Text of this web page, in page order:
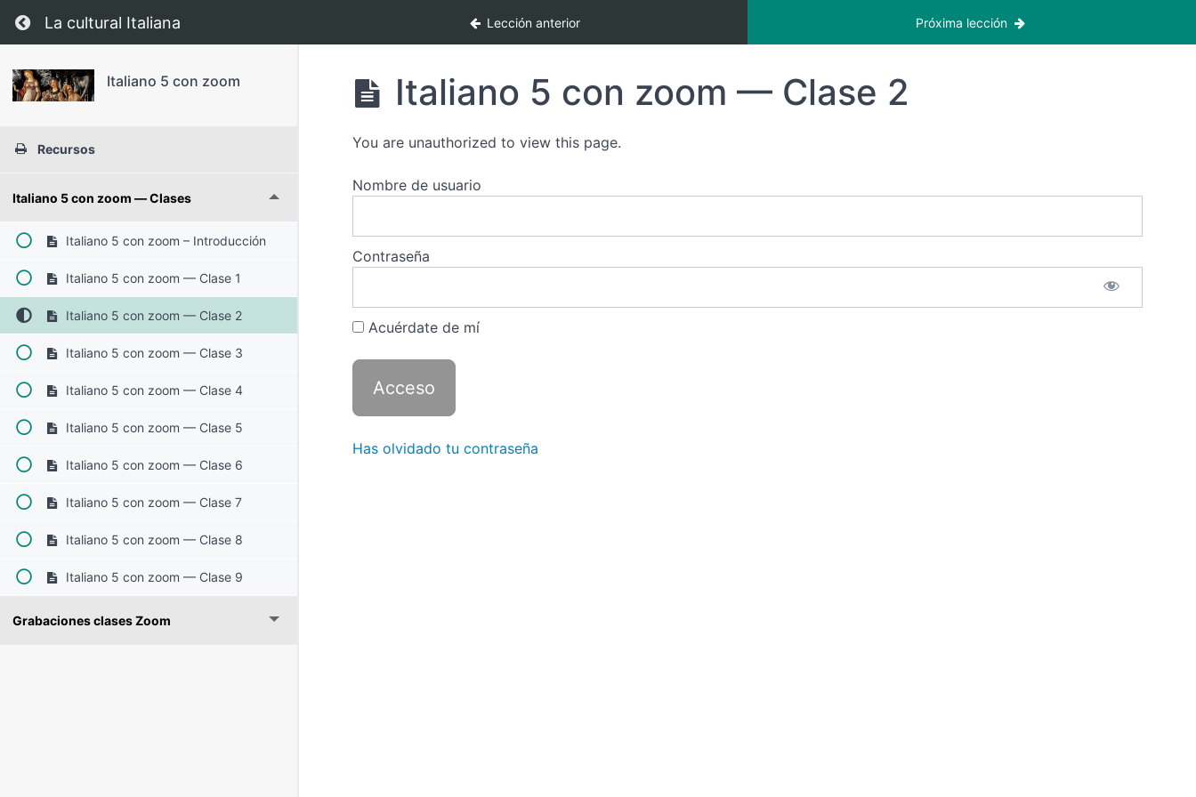
Regresar a curso: Italiano 5 con zoom
La cultural Italiana Lección anterior Próxima lección
Italiano 5 con zoom
Recursos
Italiano 5 con zoom — Clases
Italiano 5 con zoom – Introducción
Italiano 5 con zoom — Clase 1
Italiano 5 con zoom — Clase 2
Italiano 5 con zoom — Clase 3
Italiano 5 con zoom — Clase 4
Italiano 5 con zoom — Clase 5
Italiano 5 con zoom — Clase 6
Italiano 5 con zoom — Clase 7
Italiano 5 con zoom — Clase 8
Italiano 5 con zoom — Clase 9
Grabaciones clases Zoom
Italiano 5 con zoom — Clase 2
You are unauthorized to view this page.
Nombre de usuario
Contraseña
Acuérdate de mí
Has olvidado tu contraseña